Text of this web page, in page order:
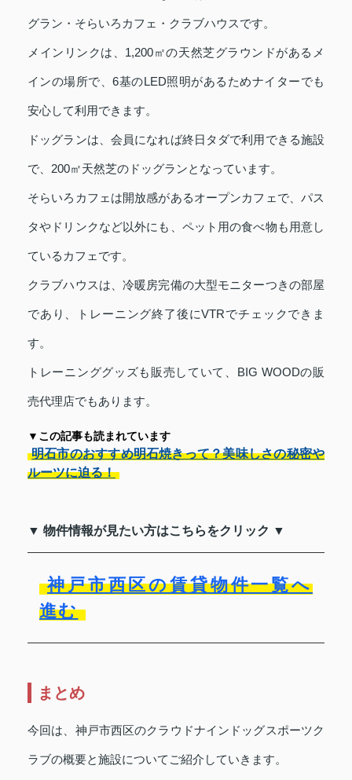
グラン・そらいろカフェ・クラブハウスです。
メインリンクは、1,200㎡の天然芝グラウンドがあるメ
インの場所で、6基のLED照明があるためナイターでも
安心して利用できます。
ドッグランは、会員になれば終日タダで利用できる施設
で、200㎡天然芝のドッグランとなっています。
そらいろカフェは開放感があるオープンカフェで、パス
タやドリンクなど以外にも、ペット用の食べ物も用意し
ているカフェです。
クラブハウスは、冷暖房完備の大型モニターつきの部屋
であり、トレーニング終了後にVTRでチェックできま
す。
トレーニンググッズも販売していて、BIG WOODの販
売代理店でもあります。
▼この記事も読まれています
明石市のおすすめ明石焼きって？美味しさの秘密や
ルーツに迫る！
▼ 物件情報が見たい方はこちらをクリック ▼
神戸市西区の賃貸物件一覧へ
進む
まとめ
今回は、神戸市西区のクラウドナインドッグスポーツク
ラブの概要と施設についてご紹介していきます。